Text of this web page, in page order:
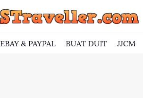
EBAY & PAYPAL BUAT DUIT JJCM